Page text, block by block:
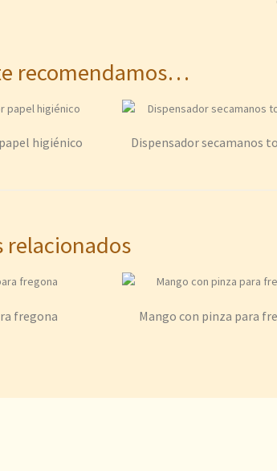
recomendamos…
higiénico Dispensador secamanos
relacionados
fregona Mango con pinza para